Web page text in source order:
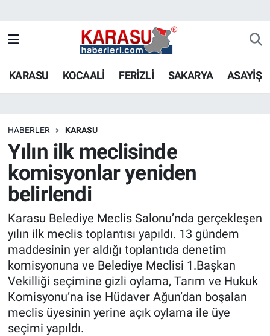
KARASU KOCAALİ FERİZLİ SAKARYA ASAYİŞ
HABERLER KARASU
Yılın ilk meclisinde
komisyonlar yeniden
belirlendi
Karasu Belediye Meclis Salonu’nda gerçekleşen
yılın ilk meclis toplantısı yapıldı. 13 gündem
maddesinin yer aldığı toplantıda denetim
komisyonuna ve Belediye Meclisi 1.Başkan
Vekilliği seçimine gizli oylama, Tarım ve Hukuk
Komisyonu’na ise Hüdaver Ağun’dan boşalan
meclis üyesinin yerine açık oylama ile üye
seçimi yapıldı.